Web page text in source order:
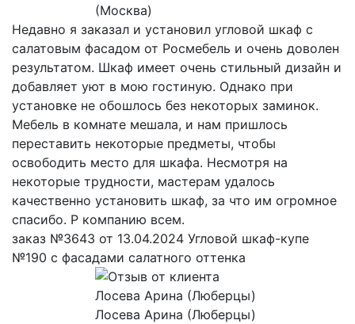
(Москва)
Недавно я заказал и установил угловой шкаф с
салатовым фасадом от Росмебель и очень доволен
результатом. Шкаф имеет очень стильный дизайн и
добавляет уют в мою гостиную. Однако при
установке не обошлось без некоторых заминок.
Мебель в комнате мешала, и нам пришлось
переставить некоторые предметы, чтобы
освободить место для шкафа. Несмотря на
некоторые трудности, мастерам удалось
качественно установить шкаф, за что им огромное
спасибо. Р компанию всем.
заказ №3643 от 13.04.2024 Угловой шкаф-купе
№190 с фасадами салатного оттенка
Лосева Арина (Люберцы)